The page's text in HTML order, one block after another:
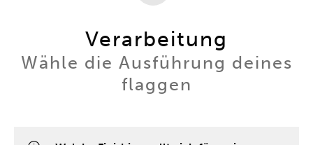
Verarbeitung
Wähle die Ausführung deines
flaggen